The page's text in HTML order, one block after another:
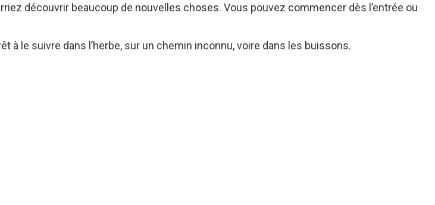
découvrir beaucoup de nouvelles choses. Vous pouvez commencer dès l’entrée ou
le suivre dans l’herbe, sur un chemin inconnu, voire dans les buissons.